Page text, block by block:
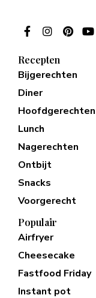
Recepten
Bijgerechten
Diner
Hoofdgerechten
Lunch
Nagerechten
Ontbijt
Snacks
Voorgerecht
Populair
Airfryer
Cheesecake
Fastfood Friday
Instant pot